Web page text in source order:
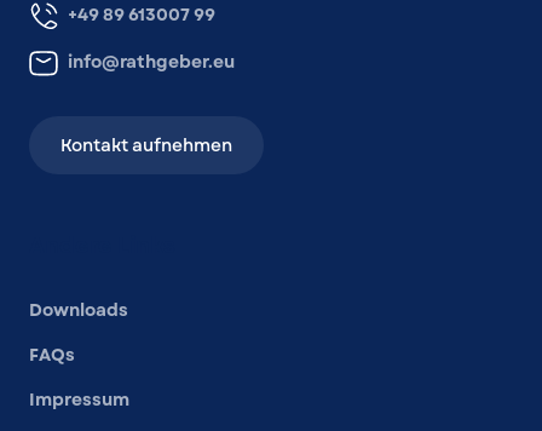
+49 89 613007 99
info@rathgeber.eu
Kontakt aufnehmen
Downloads
FAQs
Impressum